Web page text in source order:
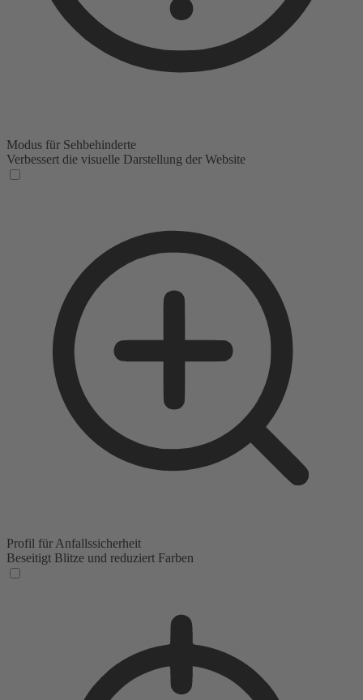
Modus für Sehbehinderte
Verbessert die visuelle Darstellung der Website
Profil für Anfallssicherheit
Beseitigt Blitze und reduziert Farben